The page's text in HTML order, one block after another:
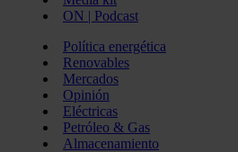
ON | Podcast
Política energética
Renovables
Mercados
Opinión
Eléctricas
Petróleo & Gas
Almacenamiento